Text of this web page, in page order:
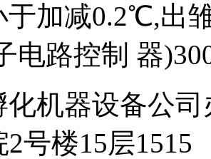
于加减0.2℃,出
电路控制 器
化机器设备公
号楼15层1515